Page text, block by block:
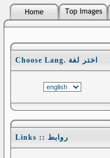
Choose Lang. اختر لغة
Links :: روابط